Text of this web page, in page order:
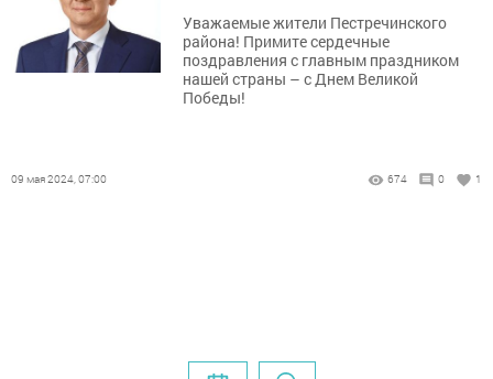
Уважаемые жители Пестречинского
района! Примите сердечные
поздравления с главным праздником
нашей страны – с Днем Великой
Победы!
09 мая 2024, 07:00 674 0 1